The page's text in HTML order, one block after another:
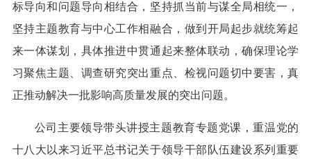
标导向和问题导向相结合，坚持抓当前与谋全局相统一，
坚持主题教育与中心工作相融合，做到开局起步就统筹起
来一体谋划，具体推进中贯通起来整体联动，确保理论学
习聚焦主题、调查研究突出重点、检视问题切中要害，真
正推动解决一批影响高质量发展的突出问题。
公司主要领导带头讲授主题教育专题党课，重温党的
十八大以来习近平总书记关于领导干部队伍建设系列重要